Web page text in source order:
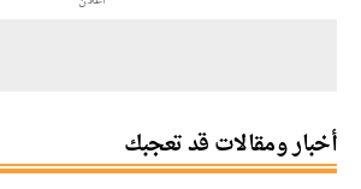
ومقالات قد تعجبك